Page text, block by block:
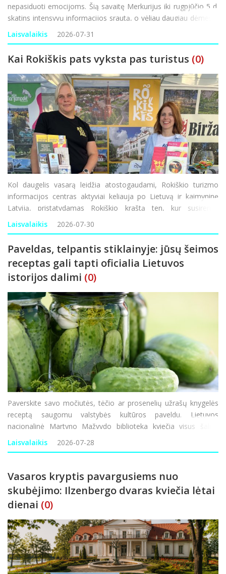
nepasiduoti emocijoms. Šią savaitę Merkurijus iki rugpjūčio 5 d.
skatins intensyvų informacijos srautą, o vėliau daugiau dėmesio
gali būti skiriama vidaus politikai, socialiniams klausimams ir
gyventojų lūkesčiams. Silp
Laisvalaikis 2026-07-31
Kai Rokiškis pats vyksta pas turistus (0)
Kol daugelis vasarą leidžia atostogaudami, Rokiškio turizmo
informacijos centras aktyviai keliauja po Lietuvą ir kaimyninę
Latviją, pristatydamas Rokiškio kraštą ten, kur susirenka
tūkstančiai keliautojų. Dalyvaujant miestų šventėse ir jų turizmo
gatvėse teikiama informac
Laisvalaikis 2026-07-30
Paveldas, telpantis stiklainyje: jūsų šeimos
receptas gali tapti oficialia Lietuvos
istorijos dalimi (0)
Paverskite savo močiutės, tėčio ar prosenelių užrašų knygelės
receptą saugomu valstybės kultūros paveldu. Lietuvos
nacionalinė Martyno Mažvydo biblioteka kviečia visus šalies
gyventojus prisidėti prie išskirtinės akcijos – iki spalio 31
d. pasidalyti savo &s
Laisvalaikis 2026-07-28
Vasaros kryptis pavargusiems nuo
skubėjimo: Ilzenbergo dvaras kviečia lėtai
dienai (0)